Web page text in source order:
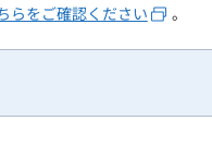
らをご確認ください 。